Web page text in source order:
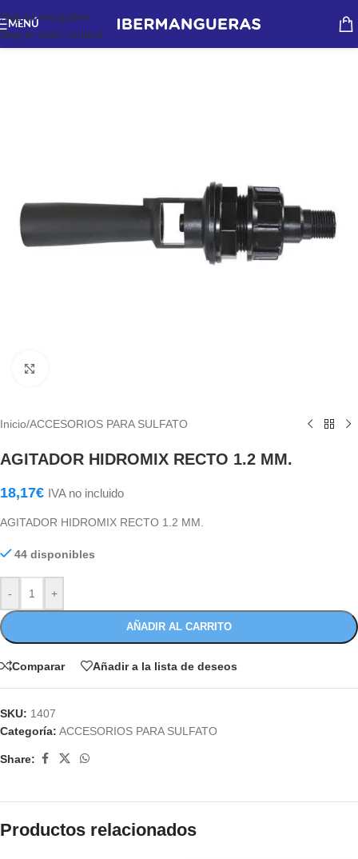
Skip to navigation
Skip to main content
MENÚ
Inicio/ACCESORIOS PARA SULFATO
AGITADOR HIDROMIX RECTO 1.2 MM.
18,17€ IVA no incluido
AGITADOR HIDROMIX RECTO 1.2 MM.
44 disponibles
- +
AÑADIR AL CARRITO
Comparar Añadir a la lista de deseos
SKU: 1407
Categoría: ACCESORIOS PARA SULFATO
Share:
Productos relacionados